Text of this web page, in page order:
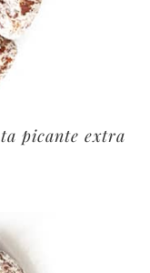
picante extra